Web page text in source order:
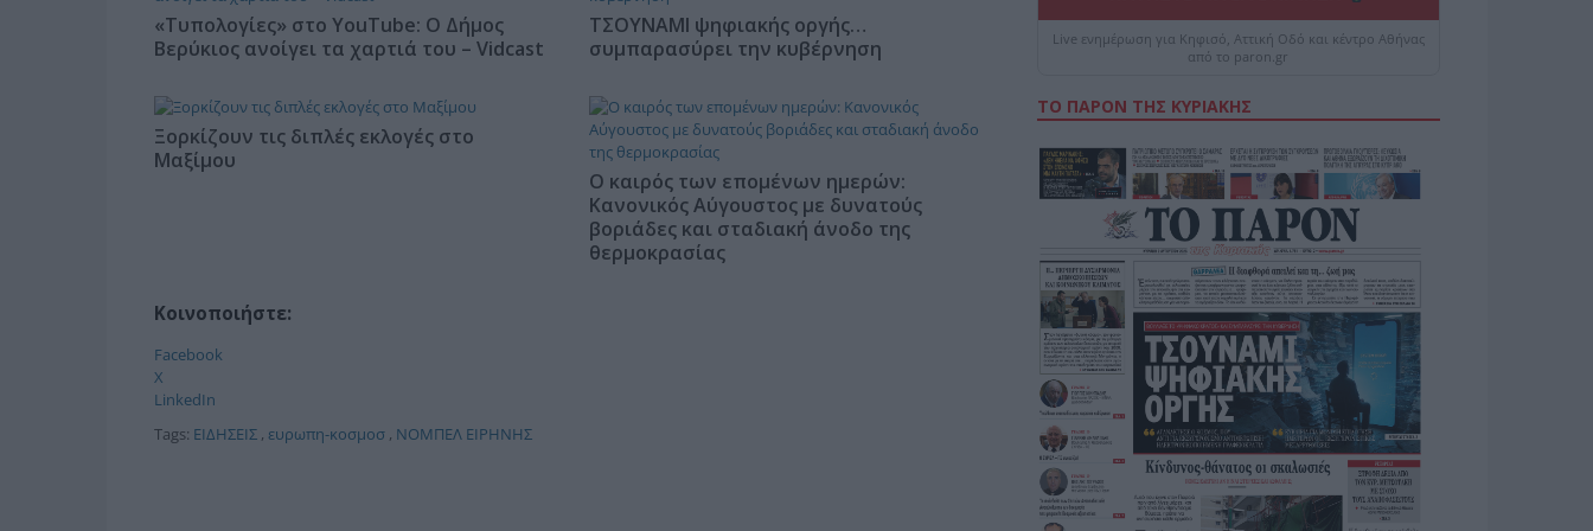
«Τυπολογίες» στο YouTube: Ο Δήμος
Βερύκιος ανοίγει τα χαρτιά του – Vidcast
ΤΣΟΥΝΑΜΙ ψηφιακής οργής…
συμπαρασύρει την κυβέρνηση
Ξορκίζουν τις διπλές εκλογές στο
Μαξίμου
Ο καιρός των επομένων ημερών:
Κανονικός Αύγουστος με δυνατούς
βοριάδες και σταδιακή άνοδο της
θερμοκρασίας
Κοινοποιήστε:
Facebook
X
LinkedIn
Tags: ΕΙΔΗΣΕΙΣ, ευρωπη-κοσμοσ, ΝΟΜΠΕΛ ΕΙΡΗΝΗΣ
Live ενημέρωση για Κηφισό, Αττική Οδό και κέντρο Αθήνας
από το paron.gr
ΤΟ ΠΑΡΟΝ ΤΗΣ ΚΥΡΙΑΚΗΣ